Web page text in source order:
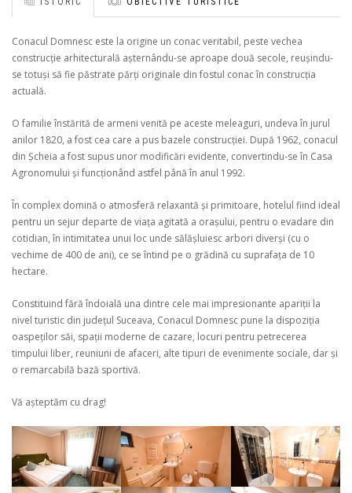
Conacul Domnesc este la origine un conac veritabil, peste vechea
construcție arhitecturală așternându-se aproape două secole, reușindu-
se totuși să fie păstrate părți originale din fostul conac în construcția
actuală.
O familie înstărită de armeni venită pe aceste meleaguri, undeva în jurul
anilor 1820, a fost cea care a pus bazele construcției. După 1962, conacul
din Șcheia a fost supus unor modificări evidente, convertindu-se în Casa
Agronomului și funcționând astfel până în anul 1992.
În complex domină o atmosferă relaxantă și primitoare, hotelul fiind ideal
pentru un sejur departe de viața agitată a orașului, pentru o evadare din
cotidian, în intimitatea unui loc unde sălășluiesc arbori diverși (cu o
vechime de 400 de ani), ce se întind pe o grădină cu suprafața de 10
hectare.
Constituind fără îndoială una dintre cele mai impresionante apariții la
nivel turistic din județul Suceava, Conacul Domnesc pune la dispoziția
oaspeților săi, spații moderne de cazare, locuri pentru petrecerea
timpului liber, reuniuni de afaceri, alte tipuri de evenimente sociale, dar și
o remarcabilă bază sportivă.
Vă așteptăm cu drag!